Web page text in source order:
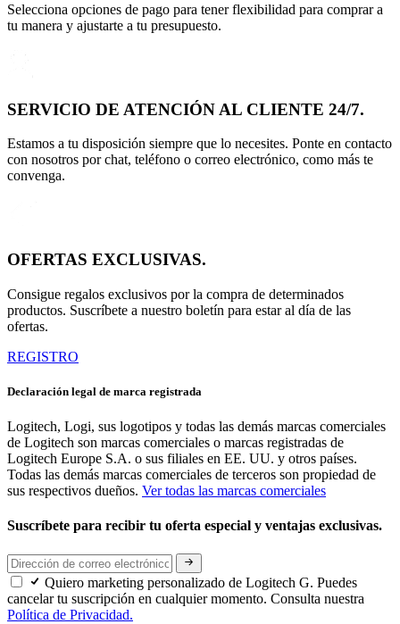
Selecciona opciones de pago para tener flexibilidad para comprar a
tu manera y ajustarte a tu presupuesto.
SERVICIO DE ATENCIÓN AL CLIENTE 24/7.
Estamos a tu disposición siempre que lo necesites. Ponte en contacto
con nosotros por chat, teléfono o correo electrónico, como más te
convenga.
OFERTAS EXCLUSIVAS.
Consigue regalos exclusivos por la compra de determinados
productos. Suscríbete a nuestro boletín para estar al día de las
ofertas.
REGISTRO
Declaración legal de marca registrada
Logitech, Logi, sus logotipos y todas las demás marcas comerciales
de Logitech son marcas comerciales o marcas registradas de
Logitech Europe S.A. o sus filiales en EE. UU. y otros países.
Todas las demás marcas comerciales de terceros son propiedad de
sus respectivos dueños. Ver todas las marcas comerciales
Suscríbete para recibir tu oferta especial y ventajas exclusivas.
Quiero marketing personalizado de Logitech G. Puedes
cancelar tu suscripción en cualquier momento. Consulta nuestra
Política de Privacidad.